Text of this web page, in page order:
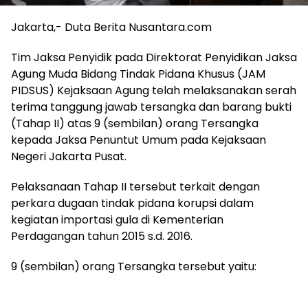
Jakarta,- Duta Berita Nusantara.com
Tim Jaksa Penyidik pada Direktorat Penyidikan Jaksa
Agung Muda Bidang Tindak Pidana Khusus (JAM
PIDSUS) Kejaksaan Agung telah melaksanakan serah
terima tanggung jawab tersangka dan barang bukti
(Tahap II) atas 9 (sembilan) orang Tersangka
kepada Jaksa Penuntut Umum pada Kejaksaan
Negeri Jakarta Pusat.
Pelaksanaan Tahap II tersebut terkait dengan
perkara dugaan tindak pidana korupsi dalam
kegiatan importasi gula di Kementerian
Perdagangan tahun 2015 s.d. 2016.
9 (sembilan) orang Tersangka tersebut yaitu: